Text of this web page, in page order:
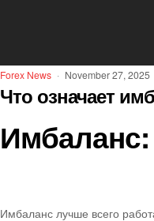
Forex News November 27, 2025
Что означает
Имбаланс:
Имбаланс лучше всего